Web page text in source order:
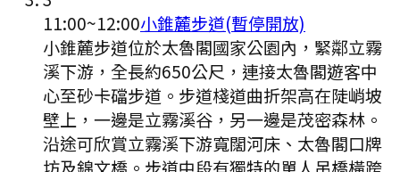
11:00~12:00小錐麓步道(暫停開放)
小錐麓步道位於太魯閣國家公園內，緊鄰立霧
溪下游，全長約650公尺，連接太魯閣遊客中
心至砂卡礑步道。步道棧道曲折架高在陡峭坡
壁上，一邊是立霧溪谷，另一邊是茂密森林。
沿途可欣賞立霧溪下游寬闊河床、太魯閣口牌
坊及錦文橋。步道中段有獨特的單人吊橋橫跨